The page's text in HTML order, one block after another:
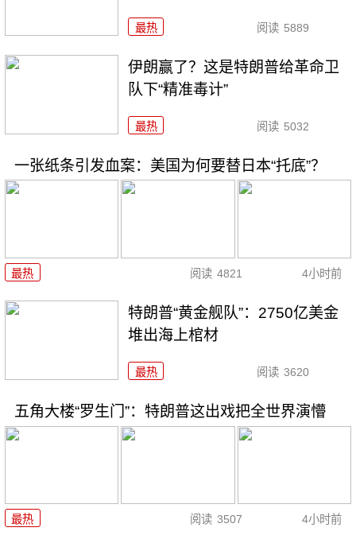
最热 阅读 5889
伊朗赢了？这是特朗普给革命卫
队下“精准毒计”
最热 阅读 5032
一张纸条引发血案：美国为何要替日本“托底”？
最热 阅读 4821 4小时前
特朗普“黄金舰队”：2750亿美金
堆出海上棺材
最热 阅读 3620
五角大楼“罗生门”：特朗普这出戏把全世界演懵
最热 阅读 3507 4小时前